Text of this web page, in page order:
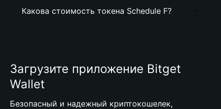
Какова стоимость токена Schedule F?
Загрузите приложение Bitget
Wallet
Безопасный и надежный криптокошелек,